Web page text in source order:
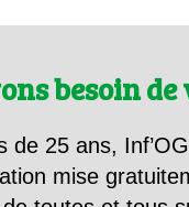
besoin de
de 25 ans,
mise